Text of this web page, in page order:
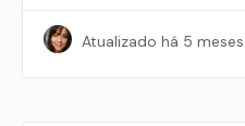
Atualizado há 5 meses